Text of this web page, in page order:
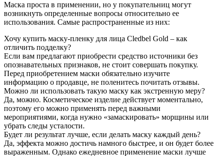
Маска проста в применении, но у покупательниц могут
возникнуть определенные вопросы относительно ее
использования. Самые распространенные из них:
Хочу купить маску-пленку для лица Cledbel Gold – как
отличить подделку?
Если вам предлагают приобрести средство источники без
опознавательных признаков, не стоит совершать покупку.
Перед приобретением маски обязательно изучите
информацию о продавце, не поленитесь почитать отзывы.
Можно ли использовать такую маску как экстренную меру?
Да, можно. Косметическое изделие действует моментально,
поэтому его можно применять перед важными
мероприятиями, когда нужно «замаскировать» морщины или
убрать следы усталости.
Будет ли результат лучше, если делать маску каждый день?
Да, эффекта можно достичь намного быстрее, и он будет более
выраженным. Однако ежедневное применение маски лучше